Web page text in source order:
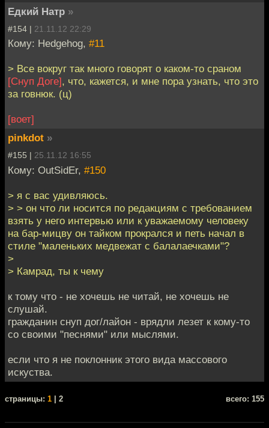
Едкий Натр »
#154 | 21.11.12 22:29
Кому: Hedgehog, #11
> Все вокруг так много говорят о каком-то сраном
[Снуп Доге], что, кажется, и мне пора узнать, что это
за говнюк. (ц)
[воет]
pinkdot »
#155 | 25.11.12 16:55
Кому: OutSidEr, #150
> я с вас удивляюсь.
> > он что ли носится по редакциям с требованием
взять у него интервью или к уважаемому человеку
на бар-мицву он тайком прокрался и петь начал в
стиле "маленьких медвежат с балалаечками"?
>
> Камрад, ты к чему
к тому что - не хочешь не читай, не хочешь не
слушай.
гражданин снуп дог/лайон - врядли лезет к кому-то
со своими "песнями" или мыслями.
если что я не поклонник этого вида массового
искуства.
cтраницы: 1 | 2 всего: 155